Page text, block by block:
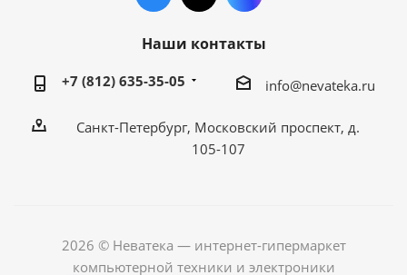
Наши контакты
+7 (812) 635-35-05 info@nevateka.ru
Санкт-Петербург, Московский проспект, д.
105-107
2026 © Неватека — интернет-гипермаркет
компьютерной техники и электроники